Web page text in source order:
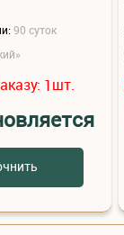
90 суток
1шт.